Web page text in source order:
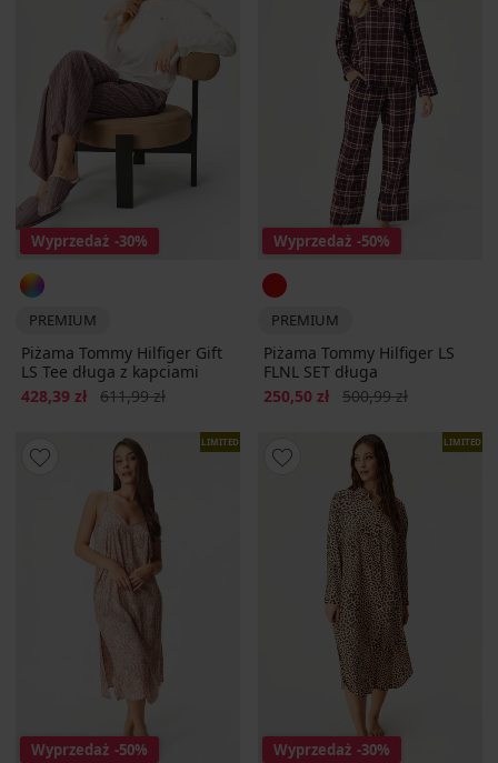
Wyprzedaż -30%
PREMIUM
Piżama Tommy Hilfiger Gift
LS Tee długa z kapciami
Zniżka
428,39 zł Pierwotna cena
611,99 zł
Wyprzedaż -50%
PREMIUM
Piżama Tommy Hilfiger LS
FLNL SET długa
Zniżka
250,50 zł Pierwotna cena
500,99 zł
LIMITED
Wyprzedaż -50%
LIMITED
Wyprzedaż -30%